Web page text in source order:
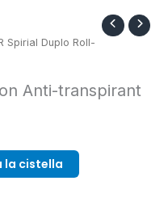
Spirial Duplo Roll-
Anti-transpirant
la cistella